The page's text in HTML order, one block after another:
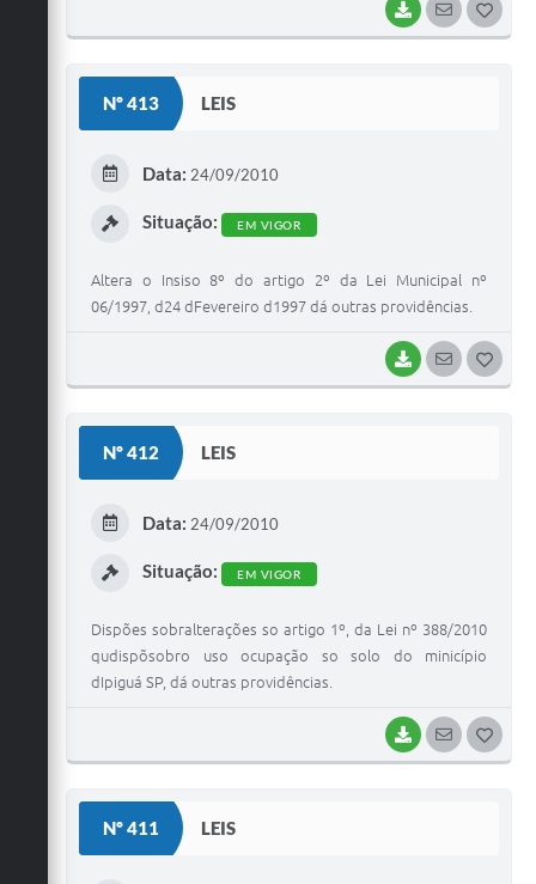
BAIXARSEGUIR
Nº 413 LEIS
BAIXARSEGUIR
Data: 24/09/2010
Situação: EM VIGOR
Altera o Insiso 8º do artigo 2º da Lei Municipal nº
06/1997, d24 dFevereiro d1997 dá outras providências.
Nº 412 LEIS
BAIXARSEGUIR
Data: 24/09/2010
Situação: EM VIGOR
Dispões sobralterações so artigo 1º, da Lei nº 388/2010
qudispõsobro uso ocupação so solo do minicípio
dIpiguá SP, dá outras providências.
Nº 411 LEIS